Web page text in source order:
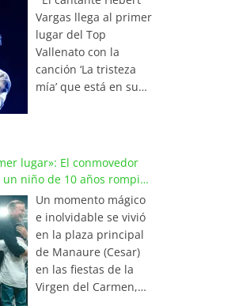
Vargas llega al primer
lugar del Top
Vallenato con la
canción ‘La tristeza
mía’ que está en su
de los listados
musicales en
Colombia y países de
América y Europa.
Esta emotiva
composición del
maestro Wilfran
Castillo se posicionó
en el primer lugar de
lugar»: El conmovedor
niño de 10 años rompió
con Iván Villazón
Un momento mágico
e inolvidable se vivió
en la plaza principal
de Manaure (Cesar)
en las fiestas de la
Virgen del Carmen,